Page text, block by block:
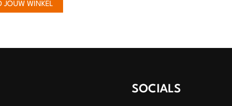
JOUW WINKEL
SOCIALS